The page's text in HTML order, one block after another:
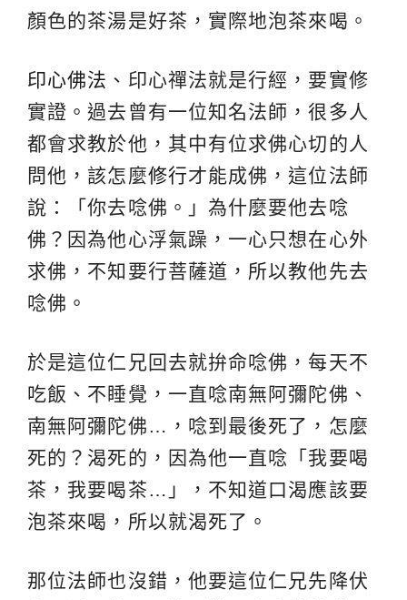
顏色的茶湯是好茶，實際地泡茶來喝。
印心佛法 、印心禪法就是行經，要實修
實證。過去曾有一位知名法師，很多人
都會求教於他，其中有位求佛心切的人
問他，該怎麼修行才能成佛，這位法師
說：「你去唸佛。」為什麼要他去唸
佛？因為他心浮氣躁，一心只想在心外
求佛，不知要行菩薩道，所以教他先去
唸佛。
於是這位仁兄回去就拚命唸佛，每天不
吃飯、不睡覺，一直唸南無阿彌陀佛、
南無阿彌陀佛…，唸到最後死了，怎麼
死的？渴死的，因為他一直唸「我要喝
茶，我要喝茶…」，不知道口渴應該要
泡茶來喝，所以就渴死了。
那位法師也沒錯，他要這位仁兄先降伏